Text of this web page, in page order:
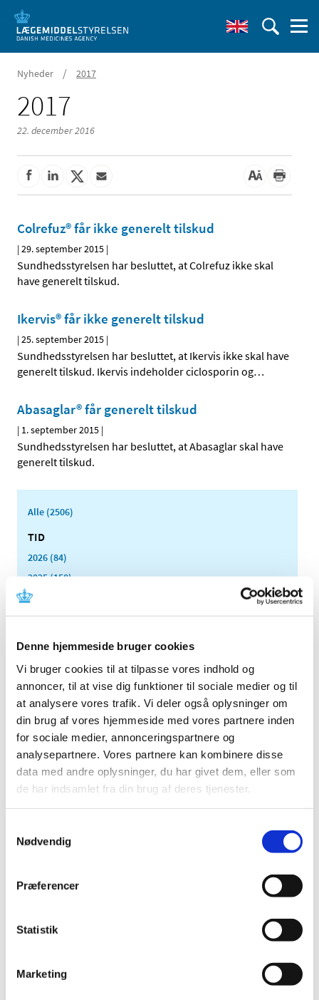
Denne hjemmeside bruger cookies
Vi bruger cookies til at tilpasse vores indhold og
annoncer, til at vise dig funktioner til sociale medier og til
at analysere vores trafik. Vi deler også oplysninger om
din brug af vores hjemmeside med vores partnere inden
for sociale medier, annonceringspartnere og
analysepartnere. Vores partnere kan kombinere disse
data med andre oplysninger, du har givet dem, eller som
de har indsamlet fra din brug af deres tjenester.
Nødvendig
Præferencer
Statistik
Marketing
Nyheder / 2017
2017
22. december 2016
Colrefuz® får ikke generelt tilskud
|29. september 2015 |
Sundhedsstyrelsen har besluttet, at Colrefuz ikke skal
have generelt tilskud.
Ikervis® får ikke generelt tilskud
|25. september 2015 |
Sundhedsstyrelsen har besluttet, at Ikervis ikke skal have
generelt tilskud. Ikervis indeholder ciclosporin og…
Abasaglar® får generelt tilskud
| 1. september 2015 |
Sundhedsstyrelsen har besluttet, at Abasaglar skal have
generelt tilskud.
Alle (2506)
TID
2026 (84)
2025 (158)
2024 (224)
2023 (195)
2020 (263)
2019 (159)
2018 (150)
2017 (167)
2016 (167)
2015 (33)
december (4)
september (3)
juni (9)
marts (2)
2014 (44)